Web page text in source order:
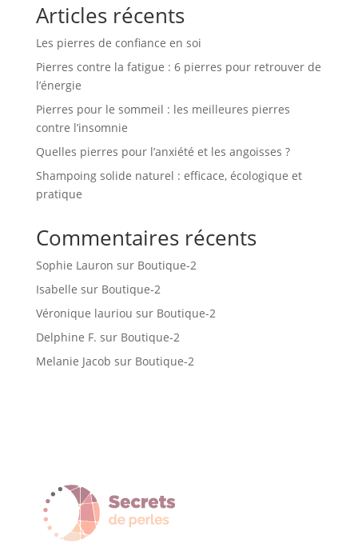
Articles récents
Les pierres de confiance en soi
Pierres contre la fatigue : 6 pierres pour retrouver de
l’énergie
Pierres pour le sommeil : les meilleures pierres
contre l’insomnie
Quelles pierres pour l’anxiété et les angoisses ?
Shampoing solide naturel : efficace, écologique et
pratique
Commentaires récents
Sophie Lauron sur Boutique-2
Isabelle sur Boutique-2
Véronique lauriou sur Boutique-2
Delphine F. sur Boutique-2
Melanie Jacob sur Boutique-2